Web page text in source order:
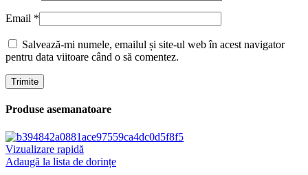
Email *
Salvează-mi numele, emailul și site-ul web în acest navigator
pentru data viitoare când o să comentez.
Produse asemanatoare
Vizualizare rapidă
Adaugă la lista de dorințe